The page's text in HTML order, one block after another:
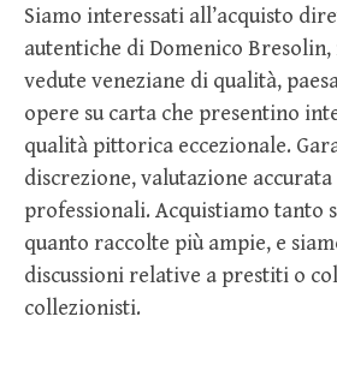
Siamo interessati all’acquisto
autentiche di Domenico
vedute veneziane di qualità,
opere su carta che presentino
qualità pittorica eccezionale.
discrezione, valutazione
professionali. Acquistiamo tanto
quanto raccolte più ampie, e
discussioni relative a prestiti o
collezionisti.